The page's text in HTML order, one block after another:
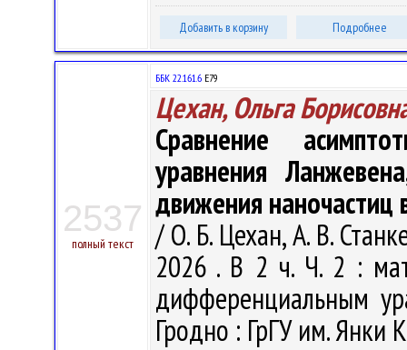
Добавить в корзину Подробнее
2537
полный текст
ББК 22.161.6 Е79
Цехан, Ольга
Сравнение
уравнения
движения
/ О. Б. Цехан, А. В.
2026 . В 2 ч. Ч. 2 :
дифференциальным
Гродно : ГрГУ им. Янки